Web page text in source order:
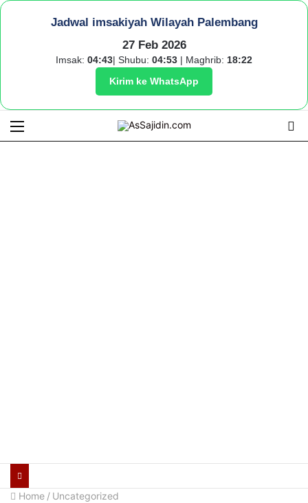
Jadwal imsakiyah Wilayah Palembang
27 Feb 2026
Imsak: 04:43| Shubu: 04:53 | Maghrib: 18:22
Kirim ke WhatsApp
Menu
Home / Uncategorized